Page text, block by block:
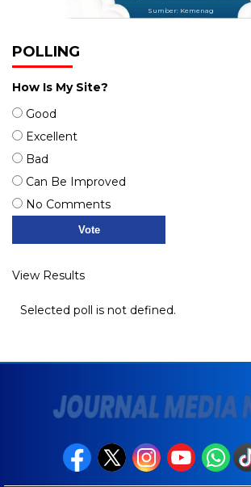
Sumber: Kemenag
POLLING
How Is My Site?
Good
Excellent
Bad
Can Be Improved
No Comments
View Results
Selected poll is not defined.